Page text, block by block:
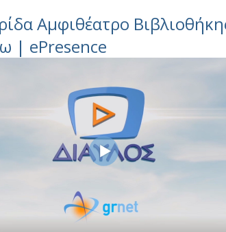
Αμφιθέατρο
| ePresence